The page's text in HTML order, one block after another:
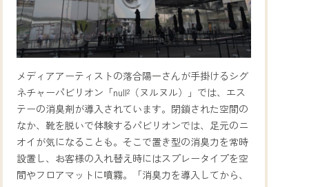
メディアアーティストの落合陽一さんが手掛けるシグ
ネチャーパビリオン「null²（ヌルヌル）」では、エス
テーの消臭剤が導入されています。閉鎖された空間の
なか、靴を脱いで体験するパビリオンでは、足元のニ
オイが気になることも。そこで置き型の消臭力を常時
設置し、お客様の入れ替え時にはスプレータイプを空
間やフロアマットに噴霧。「消臭力を導入してから、